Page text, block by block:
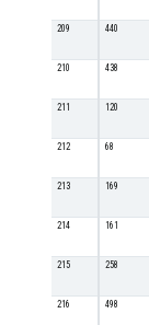
209 440
210 438
211 120
212 68
213 169
214 161
215 258
216 498